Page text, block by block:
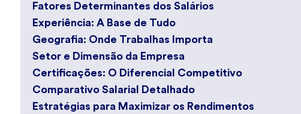
Fatores Determinantes dos Salários
Experiência: A Base de Tudo
Geografia: Onde Trabalhas Importa
Setor e Dimensão da Empresa
Certificações: O Diferencial Competitivo
Comparativo Salarial Detalhado
Estratégias para Maximizar os Rendimentos